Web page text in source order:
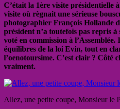
C’était la 1ère visite présidentielle
visite où règnait une sérieuse
photographier François Hollande
président n’a toutefois pas repris à
voté en commission à
équilibres de la loi Evin, tout en
l’oenotoursime. C’est clair ? Côté
vraiment.
Allez, une petite coupe, Monsieur le